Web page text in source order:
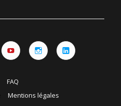
FAQ
Mentions légales